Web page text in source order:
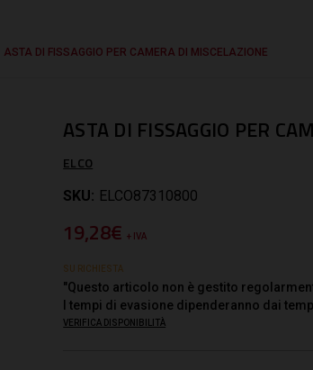
ASTA DI FISSAGGIO PER CAMERA DI MISCELAZIONE
ASTA DI FISSAGGIO PER
ELCO
SKU: ELCO87310800
19,28€+ IVA
SU RICHIESTA
"Questo articolo non è gestito
I tempi di evasione dipenderanno dai
VERIFICA DISPONIBILITÀ